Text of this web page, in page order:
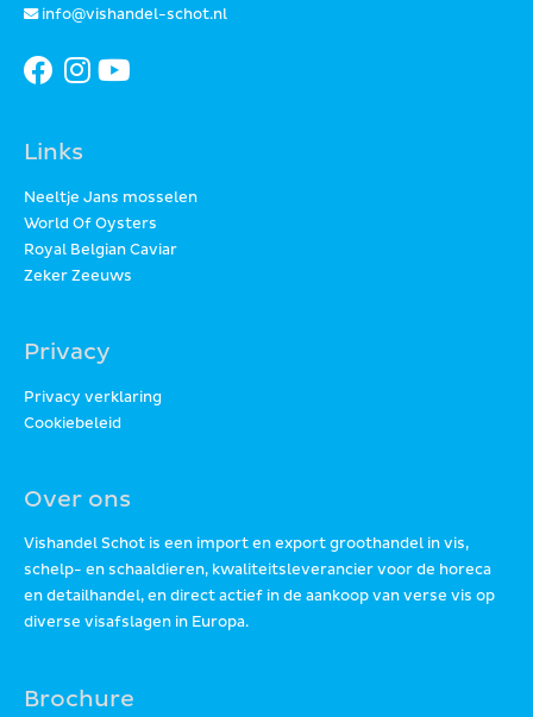
info@vishandel-schot.nl
Links
Neeltje Jans mosselen
World Of Oysters
Royal Belgian Caviar
Zeker Zeeuws
Privacy
Privacy verklaring
Cookiebeleid
Over ons
Vishandel Schot is een import en export groothandel in vis,
schelp- en schaaldieren, kwaliteitsleverancier voor de horeca
en detailhandel, en direct actief in de aankoop van verse vis op
diverse visafslagen in Europa.
Brochure